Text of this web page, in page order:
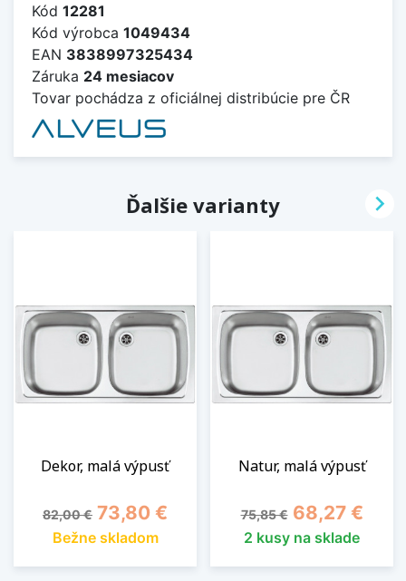
Kód 12281
Kód výrobca 1049434
EAN 3838997325434
Záruka 24 mesiacov
Tovar pochádza z oficiálnej distribúcie pre ČR
Ďalšie varianty
Dekor, malá výpusť
Základná cena
82,00 € Cena
73,80 €
Bežne skladom
Natur, malá výpusť
Základná cena
75,85 € Cena
68,27 €
2 kusy na sklade
